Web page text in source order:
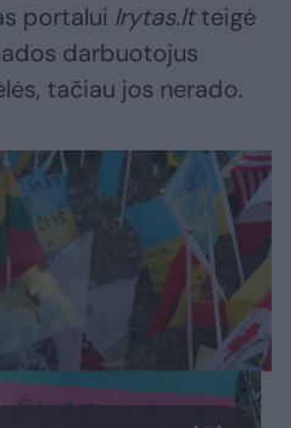
portalui lrytas.ltteigė
darbuotojus
tačiau jos nerado.